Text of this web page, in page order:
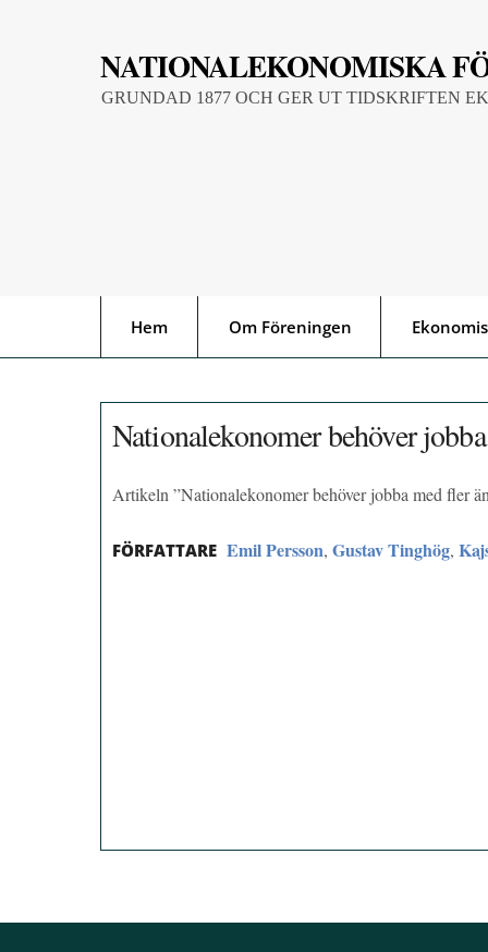
NATIONALEKONOMISKA
GRUNDAD 1877 OCH GER UT TIDSKRIFTEN
Hem Om Föreningen
Nationalekonomer behöver
Artikeln ”Nationalekonomer behöver jobba med fler
FÖRFATTARE Emil Persson, Gustav Tinghög,